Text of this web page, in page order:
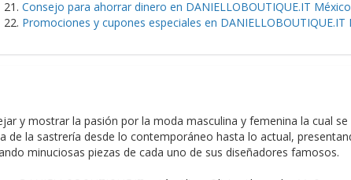
Consejo para ahorrar dinero en DANIELLOBOUTIQUE.IT México
Promociones y cupones especiales en DANIELLOBOUTIQUE.IT
y mostrar la pasión por la moda masculina y femenina la cual
la sastrería desde lo contemporáneo hasta lo actual,
minuciosas piezas de cada uno de sus diseñadores famosos.